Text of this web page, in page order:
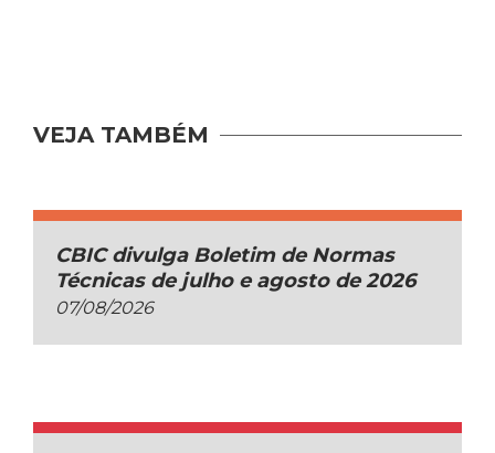
VEJA TAMBÉM
CBIC divulga Boletim de Normas
Técnicas de julho e agosto de 2026
07/08/2026